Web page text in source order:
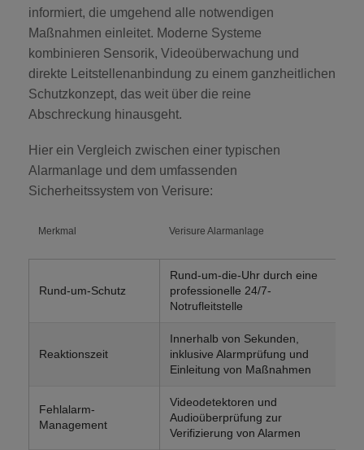
informiert, die umgehend alle notwendigen
Maßnahmen einleitet. Moderne Systeme
kombinieren Sensorik, Videoüberwachung und
direkte Leitstellenanbindung zu einem ganzheitlichen
Schutzkonzept, das weit über die reine
Abschreckung hinausgeht.
Hier ein Vergleich zwischen einer typischen
Alarmanlage und dem umfassenden
Sicherheitssystem von Verisure:
Merkmal Verisure Alarmanlage
Rund-um-Schutz
Rund-um-die-Uhr durch eine
professionelle 24/7-
Notrufleitstelle
Reaktionszeit
Innerhalb von Sekunden,
inklusive Alarmprüfung und
Einleitung von Maßnahmen
Fehlalarm-
Management
Videodetektoren und
Audioüberprüfung zur
Verifizierung von Alarmen